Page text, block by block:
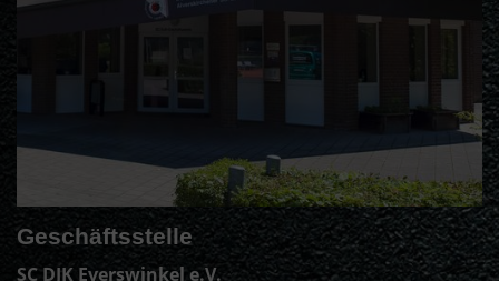
Geschäftsstelle
SC DJK Everswinkel e.V.